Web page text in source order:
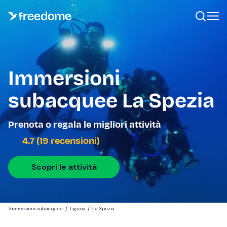
Immersioni
subacquee La Spezia
Prenota o regala le migliori attività
4.7 (19 recensioni)
Scopri le attività
Immersioni subacquee / Liguria / La Spezia